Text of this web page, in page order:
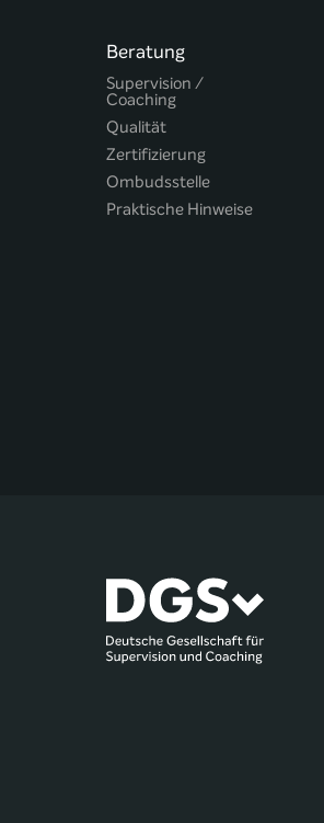
Beratung
Supervision /
Coaching
Qualität
Zertifizierung
Ombudsstelle
Praktische Hinweise